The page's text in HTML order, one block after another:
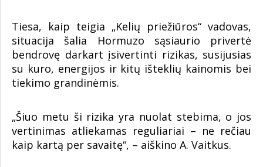
Tiesa, kaip teigia „Kelių priežiūros“ vadovas,
situacija šalia Hormuzo sąsiaurio privertė
bendrovę darkart įsivertinti rizikas, susijusias
su kuro, energijos ir kitų išteklių kainomis bei
tiekimo grandinėmis.
„Šiuo metu ši rizika yra nuolat stebima, o jos
vertinimas atliekamas reguliariai – ne rečiau
kaip kartą per savaitę“, – aiškino A. Vaitkus.